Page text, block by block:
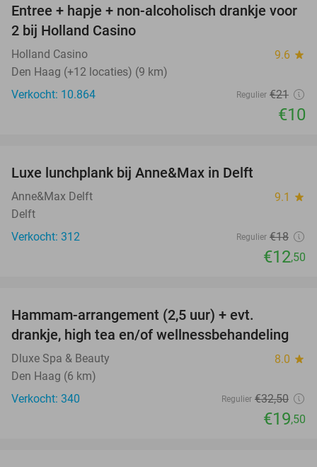
52%
Entree + hapje + non-alcoholisch drankje voor
2 bij Holland Casino
Holland Casino 9.6 star
Den Haag (+12 locaties) (9 km)
Verkocht: 10.864
Regulier €21
€10
Luxe lunchplank bij Anne&Max in Delft
Anne&Max Delft 9.1 star
Delft
Verkocht: 312
Regulier €18
€12,50
Hammam-arrangement (2,5 uur) + evt.
drankje, high tea en/of wellnessbehandeling
Dluxe Spa & Beauty 8.0 star
Den Haag (6 km)
Verkocht: 340
Regulier €32,50
€19,50